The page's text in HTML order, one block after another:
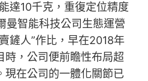
達10千克，重復定位精度
曼智能科技公司生態運營
鏟人”作比，早在2018年
時，公司便前瞻性布局超
現在公司的一體化關節已